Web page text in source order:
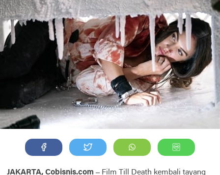
JAKARTA, Cobisnis.com – Film Till Death kembali tayang